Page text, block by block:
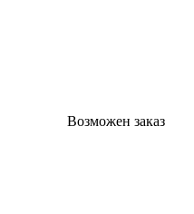
Возможен заказ